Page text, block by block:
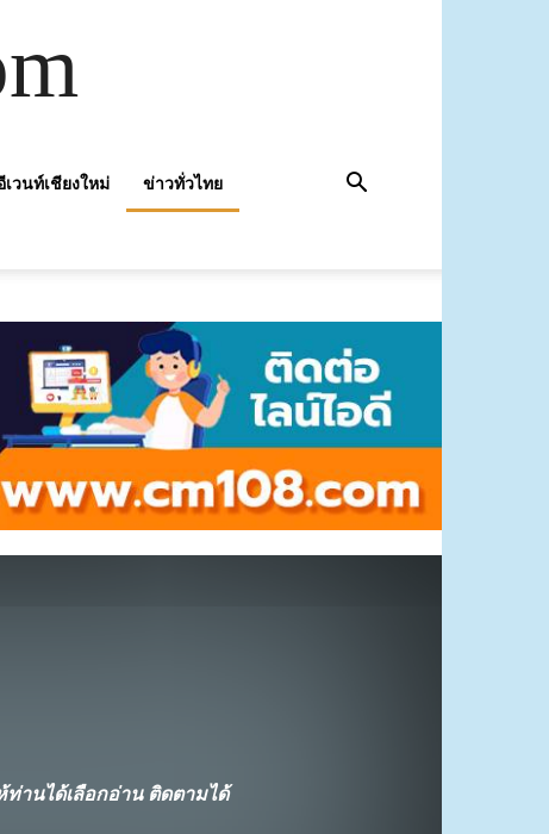
วนท์เชียงใหม่ ข่าวทั่วไทย
ท่านได้เลือกอ่าน ติดตามได้